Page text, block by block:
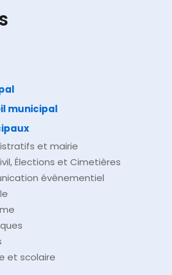
et administrative
municipal
et mairie
Élections et Cimetières
événementiel
et scolaire